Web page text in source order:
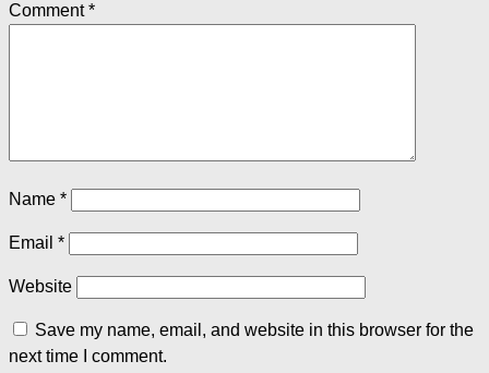
Comment*
Name *
Email *
Website
Save my name, email, and website in this browser for the
next time I comment.